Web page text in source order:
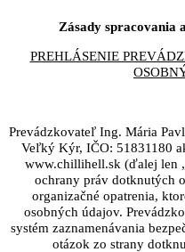
Zásady spracovania
PREHLÁSENIE
Prevádzkovateľ Ing. Mária
Veľký Kýr, IČO: 51831180
www.chillihell.sk (ďalej len
ochrany práv dotknutých
organizačné opatrenia,
osobných údajov.
systém zaznamenávania
otázok zo strany